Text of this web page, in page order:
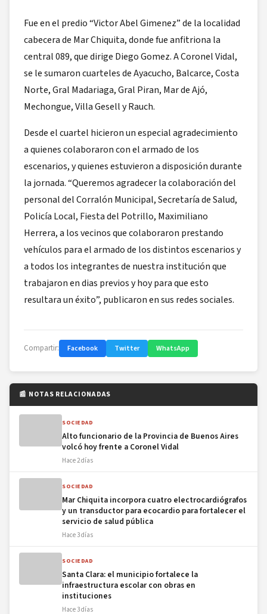
Fue en el predio “Victor Abel Gimenez” de la localidad
cabecera de Mar Chiquita, donde fue anfitriona la
central 089, que dirige Diego Gomez. A Coronel Vidal,
se le sumaron cuarteles de Ayacucho, Balcarce, Costa
Norte, Gral Madariaga, Gral Piran, Mar de Ajó,
Mechongue, Villa Gesell y Rauch.
Desde el cuartel hicieron un especial agradecimiento
a quienes colaboraron con el armado de los
escenarios, y quienes estuvieron a disposición durante
la jornada. “Queremos agradecer la colaboración del
personal del Corralón Municipal, Secretaría de Salud,
Policía Local, Fiesta del Potrillo, Maximiliano
Herrera, a los vecinos que colaboraron prestando
vehículos para el armado de los distintos escenarios y
a todos los integrantes de nuestra institución que
trabajaron en dias previos y hoy para que esto
resultara un éxito”, publicaron en sus redes sociales.
Compartir: Facebook Twitter WhatsApp
📰 NOTAS RELACIONADAS
SOCIEDAD
Alto funcionario de la Provincia de Buenos Aires
volcó hoy frente a Coronel Vidal
Hace 2 días
SOCIEDAD
Mar Chiquita incorpora cuatro electrocardiógrafos
y un transductor para ecocardio para fortalecer el
servicio de salud pública
Hace 3 días
SOCIEDAD
Santa Clara: el municipio fortalece la
infraestructura escolar con obras en
instituciones
Hace 3 días